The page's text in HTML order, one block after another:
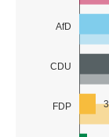
AfD
CDU
FDP